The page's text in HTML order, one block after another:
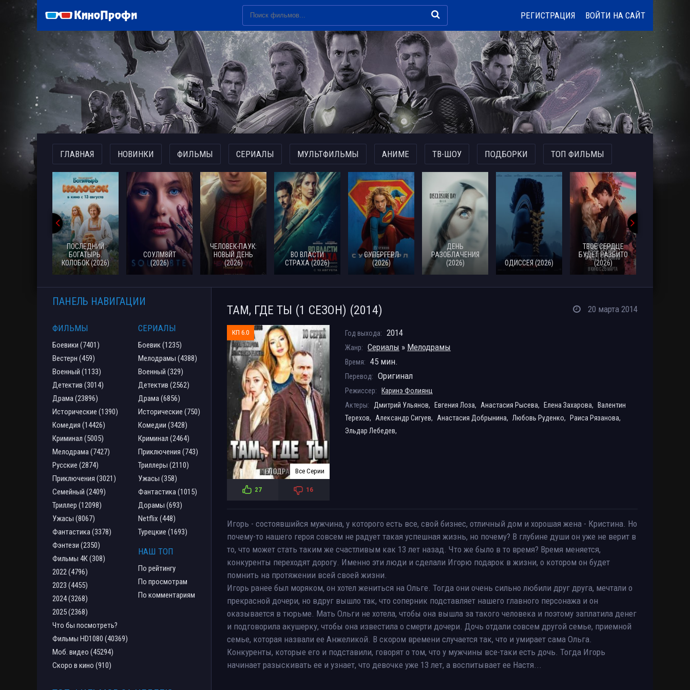
РЕГИСТРАЦИЯ ВОЙТИ НА САЙТ
ГЛАВНАЯ НОВИНКИ ФИЛЬМЫ СЕРИАЛЫ МУЛЬТФИЛЬМЫ АНИМЕ ТВ-ШОУ ПОДБОРКИ ТОП ФИЛЬМЫ
ПОСЛЕДНИЙ
БОГАТЫРЬ.
КОЛОБОК (2026)
СОУЛМ8ЙТ
(2026)
ЧЕЛОВЕК-ПАУК:
НОВЫЙ ДЕНЬ
(2026)
ВО ВЛАСТИ
СТРАХА (2026)
СУПЕРГЕРЛ
(2026)
ДЕНЬ
РАЗОБЛАЧЕНИЯ
(2026)
ОДИССЕЯ (2026)
ТВОЕ СЕРДЦЕ
БУДЕТ РАЗБИТО
(2026)
ТАМ, ГДЕ ТЫ (1 СЕЗОН) (2014) 20 марта 2014
КП 6.0
Все Серии
27 16
Год выхода: 2014
Жанр: Сериалы » Мелодрамы
Время: 45 мин.
Перевод: Оригинал
Режиссер:
Каринэ Фолиянц
Актеры:
Дмитрий Ульянов, Евгения Лоза, Анастасия Рысева, Елена Захарова,
Валентин
Терехов,
Александр Сигуев, Анастасия Добрынина, Любовь Руденко,
Раиса Рязанова,
Эльдар Лебедев,
Игорь - состоявшийся мужчина, у которого есть все, свой бизнес, отличный дом и хорошая жена - Кристина. Но
почему-то нашего героя совсем не радует такая успешная жизнь, но почему? В глубине души он уже не верит в
то, что может стать таким же счастливым как 13 лет назад. Что же было в то время? Время меняется,
конкуренты переходят дорогу. Именно эти люди и сделали Игорю подарок в жизни, о котором он будет
помнить на протяжении всей своей жизни.
Игорь ранее был моряком, он хотел жениться на Ольге. Тогда они очень сильно любили друг друга, мечтали о
прекрасной дочери, но вдруг вышло так, что соперник подставляет нашего главного персонажа и он
оказывается в тюрьме. Мать Ольги не хотела, чтобы она вышла за такого человека и поэтому заплатила денег
и подговорила акушерку, чтобы она известила о смерти дочери. Дочь отдали совсем другой семье, приемной
семье, которая назвали ее Анжеликой. В скором времени случается так, что и умирает сама Ольга.
Конкуренты, которые его и подставили, говорят о том, что у мужчины все-таки есть дочь. Тогда Игорь
начинает разыскивать ее и узнает, что девочке уже 13 лет, а воспитывает ее Настя...
ПАНЕЛЬ НАВИГАЦИИ
ФИЛЬМЫ
Боевики (7401)
Вестерн (459)
Военный (1133)
Детектив (3014)
Драма (23896)
Исторические (1390)
Комедия (14426)
Криминал (5005)
Мелодрама (7427)
Русские (2874)
Приключения (3021)
Семейный (2409)
Триллер (12098)
Ужасы (8067)
Фантастика (3378)
Фэнтези (2350)
Фильмы 4К (308)
2022 (4796)
2023 (4455)
2024 (3268)
2025 (2368)
Что бы посмотреть?
Фильмы HD1080 (40369)
Моб. видео (45294)
Скоро в кино (910)
СЕРИАЛЫ
Боевик (1235)
Мелодрамы (4388)
Военный (329)
Детектив (2562)
Драма (6856)
Исторические (750)
Комедии (3428)
Криминал (2464)
Приключения (743)
Триллеры (2110)
Ужасы (358)
Фантастика (1015)
Дорамы (693)
Netflix (448)
Турецкие (1693)
НАШ ТОП
По рейтингу
По просмотрам
По комментариям